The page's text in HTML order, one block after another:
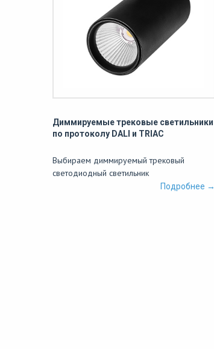
Диммируемые трековые светильники
по протоколу DALI и TRIAC
Выбираем диммируемый трековый
светодиодный светильник
Подробнее →